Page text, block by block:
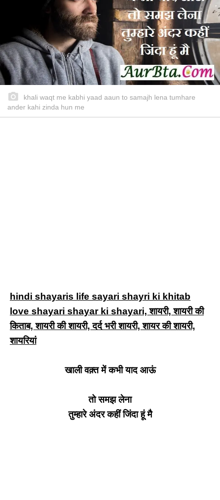
khali waqt me kabhi yaad aaun to samajh lena tumhare
ander kahi zinda hun me
hindi shayaris life sayari shayri ki khitab
love shayari shayar ki shayari, शायरी, शायरी की
किताब, शायरी की शायरी, दर्द भरी शायरी, शायर की शायरी,
शायरियां
खाली वक़्त में कभी याद आऊं
तो समझ लेना
तुम्हारे अंदर कहीं जिंदा हूं मै